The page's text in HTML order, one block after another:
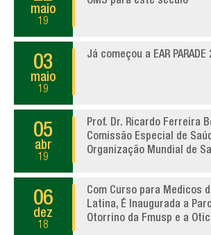
maio
19
03
maio
19
Já começou a EAR PARADE
05
abr
19
Prof. Dr. Ricardo Ferreira
Comissão Especial de
Organização Mundial de
06
dez
18
Com Curso para Medicos
Latina, É Inaugurada a
Otorrino da Fmusp e a